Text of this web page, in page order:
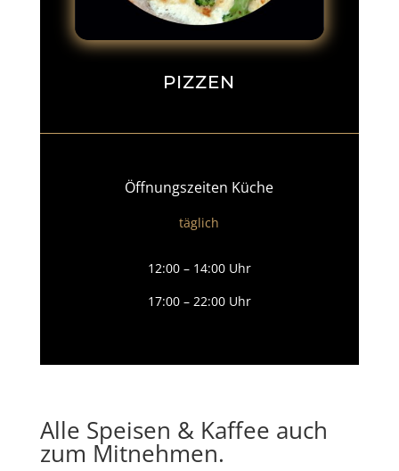
PIZZEN
Öffnungszeiten Küche
täglich
12:00 – 14:00 Uhr
17:00 – 22:00 Uhr
Alle Speisen & Kaffee auch
zum Mitnehmen.